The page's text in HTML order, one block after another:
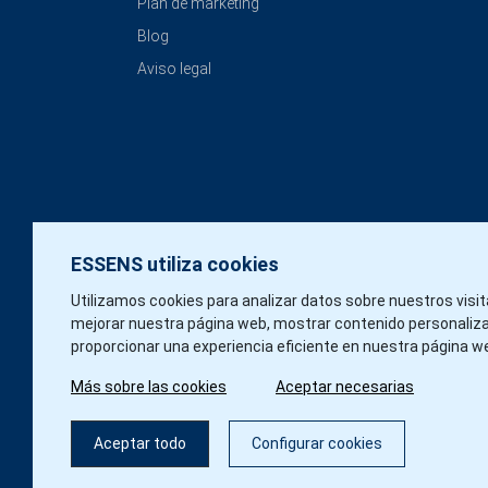
ESSENS utiliza cookies
Utilizamos cookies para analizar datos sobre nuestros
mejorar nuestra página web, mostrar contenido
proporcionar una experiencia eficiente en nuestra página
Más sobre las cookies Aceptar necesarias
Aceptar todo Configurar cookies
Plan de marketing
Blog
Aviso legal